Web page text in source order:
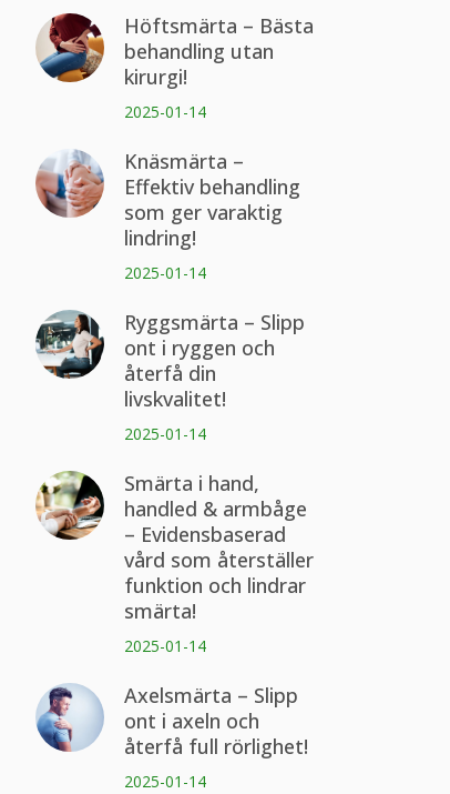
Höftsmärta – Bästa
behandling utan
kirurgi!
2025-01-14
Knäsmärta –
Effektiv behandling
som ger varaktig
lindring!
2025-01-14
Ryggsmärta – Slipp
ont i ryggen och
återfå din
livskvalitet!
2025-01-14
Smärta i hand,
handled & armbåge
– Evidensbaserad
vård som återställer
funktion och lindrar
smärta!
2025-01-14
Axelsmärta – Slipp
ont i axeln och
återfå full rörlighet!
2025-01-14